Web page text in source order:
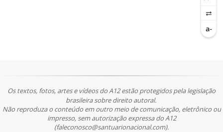
Os textos, fotos, artes e vídeos do A12 estão protegidos pela legislação
brasileira sobre direito autoral.
Não reproduza o conteúdo em outro meio de comunicação, eletrônico ou
impresso, sem autorização expressa do A12
(faleconosco@santuarionacional.com).